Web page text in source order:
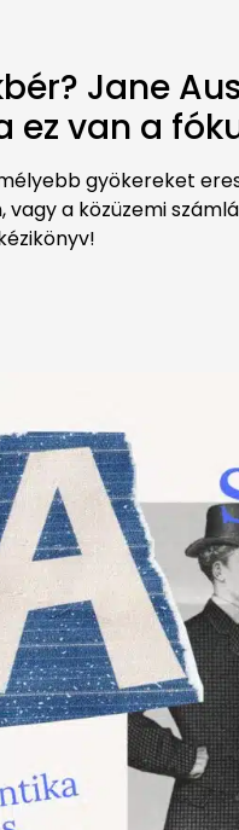
Jane
ez van a
gyökereket
a közüzemi